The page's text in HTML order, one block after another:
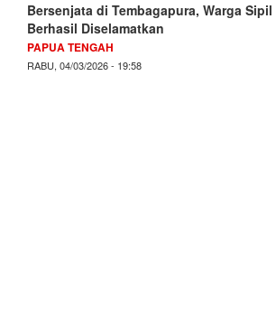
Bersenjata di Tembagapura, Warga Sipil
Berhasil Diselamatkan
PAPUA TENGAH
RABU, 04/03/2026 - 19:58